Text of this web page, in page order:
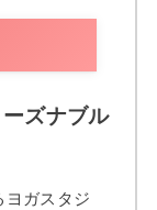
ズナブル
ヨガスタジ